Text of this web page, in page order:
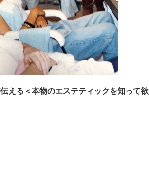
える＜本物のエステティックを知って欲